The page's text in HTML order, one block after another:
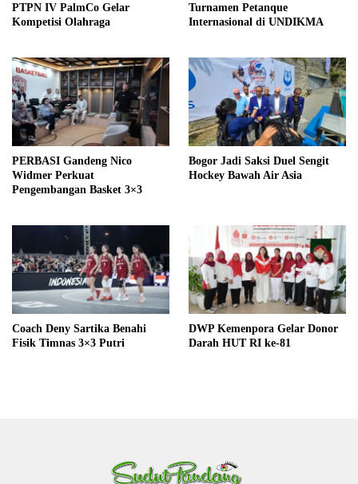
PTPN IV PalmCo Gelar
Kompetisi Olahraga
Turnamen Petanque
Internasional di UNDIKMA
PERBASI Gandeng Nico
Widmer Perkuat
Pengembangan Basket 3×3
Bogor Jadi Saksi Duel Sengit
Hockey Bawah Air Asia
Coach Deny Sartika Benahi
Fisik Timnas 3×3 Putri
DWP Kemenpora Gelar Donor
Darah HUT RI ke-81